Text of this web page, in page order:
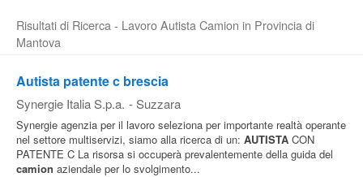
Elenco
Blog
Risultati di Ricerca - Lavoro Autista Camion in Provincia di
Mantova
Autista patente c brescia
Synergie Italia S.p.a. - Suzzara
Synergie agenzia per il lavoro seleziona per importante realtà operante
nel settore multiservizi, siamo alla ricerca di un: AUTISTA CON
PATENTE C La risorsa si occuperà prevalentemente della guida del
camion aziendale per lo svolgimento...